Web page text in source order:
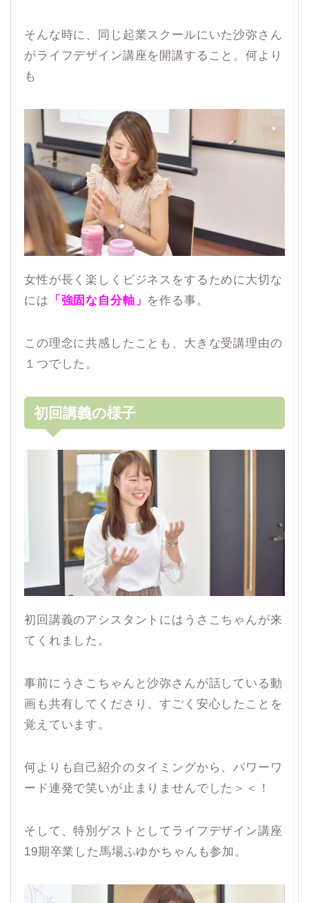
そんな時に、同じ起業スクールにいた沙弥さん
がライフデザイン講座を開講すること。何より
も
女性が長く楽しくビジネスをするために大切な
には 「強固な自分軸」 を作る事。
この理念に共感したことも、大きな受講理由の
１つでした。
初回講義の様子
初回講義のアシスタントにはうさこちゃんが来
てくれました。
事前にうさこちゃんと沙弥さんが話している動
画も共有してくださり、すごく安心したことを
覚えています。
何よりも自己紹介のタイミングから、パワーワ
ード連発で笑いが止まりませんでした＞＜！
そして、特別ゲストとしてライフデザイン講座
19期卒業した馬場ふゆかちゃんも参加。